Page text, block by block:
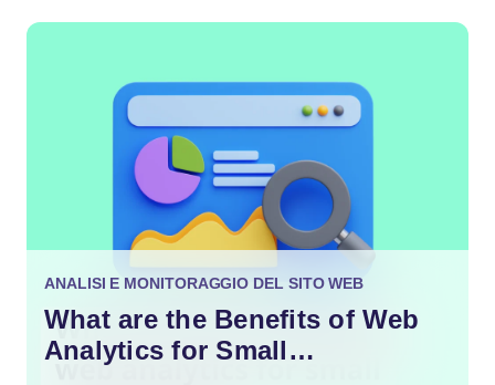
ANALISI E MONITORAGGIO DEL SITO WEB
What are the Benefits of Web
Analytics for Small